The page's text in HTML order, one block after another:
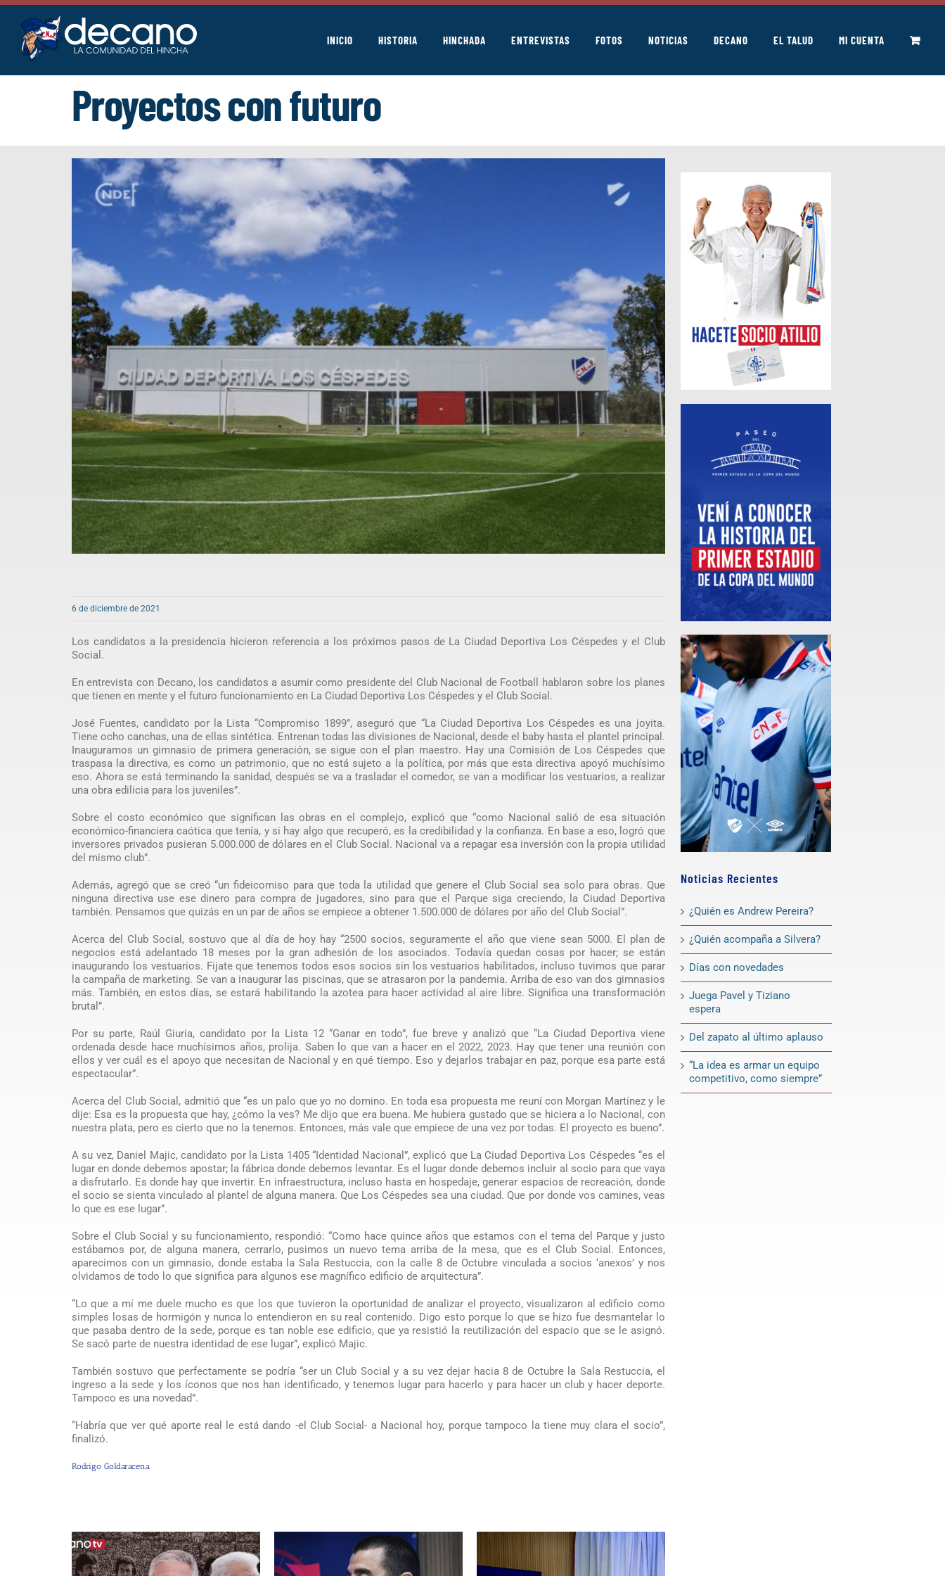
Saltar
contenido
INICIO HISTORIA HINCHADA ENTREVISTAS FOTOS NOTICIAS DECANO EL TALUD MI CUENTA
Proyectos con futuro
6 de diciembre de 2021
Los candidatos a la presidencia hicieron referencia a los próximos pasos de La Ciudad Deportiva Los Céspedes y el Club
Social.
En entrevista con Decano, los candidatos a asumir como presidente del Club Nacional de Football hablaron sobre los planes
que tienen en mente y el futuro funcionamiento en La Ciudad Deportiva Los Céspedes y el Club Social.
José Fuentes, candidato por la Lista “Compromiso 1899”, aseguró que “La Ciudad Deportiva Los Céspedes es una joyita.
Tiene ocho canchas, una de ellas sintética. Entrenan todas las divisiones de Nacional, desde el baby hasta el plantel principal.
Inauguramos un gimnasio de primera generación, se sigue con el plan maestro. Hay una Comisión de Los Céspedes que
traspasa la directiva, es como un patrimonio, que no está sujeto a la política, por más que esta directiva apoyó muchísimo
eso. Ahora se está terminando la sanidad, después se va a trasladar el comedor, se van a modificar los vestuarios, a realizar
una obra edilicia para los juveniles”.
Sobre el costo económico que significan las obras en el complejo, explicó que “como Nacional salió de esa situación
económico-financiera caótica que tenía, y si hay algo que recuperó, es la credibilidad y la confianza. En base a eso, logró que
inversores privados pusieran 5.000.000 de dólares en el Club Social. Nacional va a repagar esa inversión con la propia utilidad
del mismo club”.
Además, agregó que se creó “un fideicomiso para que toda la utilidad que genere el Club Social sea solo para obras. Que
ninguna directiva use ese dinero para compra de jugadores, sino para que el Parque siga creciendo, la Ciudad Deportiva
también. Pensamos que quizás en un par de años se empiece a obtener 1.500.000 de dólares por año del Club Social”.
Acerca del Club Social, sostuvo que al día de hoy hay “2500 socios, seguramente el año que viene sean 5000. El plan de
negocios está adelantado 18 meses por la gran adhesión de los asociados. Todavía quedan cosas por hacer; se están
inaugurando los vestuarios. Fijate que tenemos todos esos socios sin los vestuarios habilitados, incluso tuvimos que parar
la campaña de marketing. Se van a inaugurar las piscinas, que se atrasaron por la pandemia. Arriba de eso van dos gimnasios
más. También, en estos días, se estará habilitando la azotea para hacer actividad al aire libre. Significa una transformación
brutal”.
Por su parte, Raúl Giuria, candidato por la Lista 12 “Ganar en todo”, fue breve y analizó que “La Ciudad Deportiva viene
ordenada desde hace muchísimos años, prolija. Saben lo que van a hacer en el 2022, 2023. Hay que tener una reunión con
ellos y ver cuál es el apoyo que necesitan de Nacional y en qué tiempo. Eso y dejarlos trabajar en paz, porque esa parte está
espectacular”.
Acerca del Club Social, admitió que “es un palo que yo no domino. En toda esa propuesta me reuní con Morgan Martínez y le
dije: Esa es la propuesta que hay, ¿cómo la ves? Me dijo que era buena. Me hubiera gustado que se hiciera a lo Nacional, con
nuestra plata, pero es cierto que no la tenemos. Entonces, más vale que empiece de una vez por todas. El proyecto es bueno”.
A su vez, Daniel Majic, candidato por la Lista 1405 “Identidad Nacional”, explicó que La Ciudad Deportiva Los Céspedes “es el
lugar en donde debemos apostar; la fábrica donde debemos levantar. Es el lugar donde debemos incluir al socio para que vaya
a disfrutarlo. Es donde hay que invertir. En infraestructura, incluso hasta en hospedaje, generar espacios de recreación, donde
el socio se sienta vinculado al plantel de alguna manera. Que Los Céspedes sea una ciudad. Que por donde vos camines, veas
lo que es ese lugar”.
Sobre el Club Social y su funcionamiento, respondió: “Como hace quince años que estamos con el tema del Parque y justo
estábamos por, de alguna manera, cerrarlo, pusimos un nuevo tema arriba de la mesa, que es el Club Social. Entonces,
aparecimos con un gimnasio, donde estaba la Sala Restuccia, con la calle 8 de Octubre vinculada a socios ‘anexos’ y nos
olvidamos de todo lo que significa para algunos ese magnífico edificio de arquitectura”.
“Lo que a mí me duele mucho es que los que tuvieron la oportunidad de analizar el proyecto, visualizaron al edificio como
simples losas de hormigón y nunca lo entendieron en su real contenido. Digo esto porque lo que se hizo fue desmantelar lo
que pasaba dentro de la sede, porque es tan noble ese edificio, que ya resistió la reutilización del espacio que se le asignó.
Se sacó parte de nuestra identidad de ese lugar”, explicó Majic.
También sostuvo que perfectamente se podría “ser un Club Social y a su vez dejar hacia 8 de Octubre la Sala Restuccia, el
ingreso a la sede y los íconos que nos han identificado, y tenemos lugar para hacerlo y para hacer un club y hacer deporte.
Tampoco es una novedad”.
“Habría que ver qué aporte real le está dando -el Club Social- a Nacional hoy, porque tampoco la tiene muy clara el socio”,
finalizó.
Rodrigo Goldaracena
Noticias Recientes
¿Quién es Andrew Pereira?
¿Quién acompaña a Silvera?
Días con novedades
Juega Pavel y Tiziano
espera
Del zapato al último aplauso
“La idea es armar un equipo
competitivo, como siempre”